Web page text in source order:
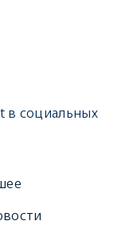
в социальных